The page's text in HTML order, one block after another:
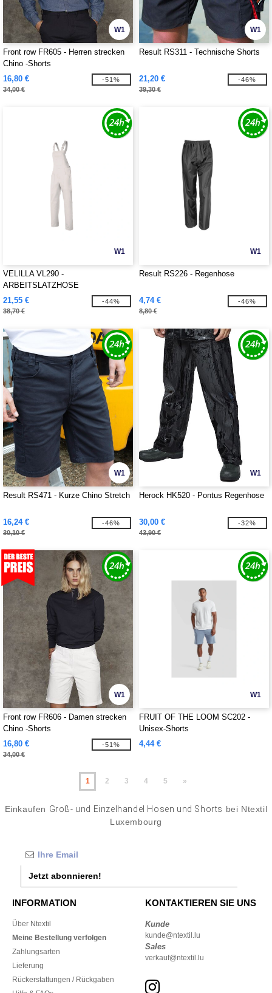
W1
Front row FR605 - Herren strecken
Chino -Shorts
16,80 €
34,00 €
-51%
W1
Result RS311 - Technische Shorts
21,20 €
39,30 €
-46%
W1
VELILLA VL290 -
ARBEITSLATZHOSE
21,55 €
38,70 €
-44%
W1
Result RS226 - Regenhose
4,74 €
8,80 €
-46%
W1
Result RS471 - Kurze Chino Stretch
16,24 €
30,10 €
-46%
W1
Herock HK520 - Pontus Regenhose
30,00 €
43,90 €
-32%
W1
Front row FR606 - Damen strecken
Chino -Shorts
16,80 €
34,00 €
-51%
W1
FRUIT OF THE LOOM SC202 -
Unisex-Shorts
4,44 €
1 2 3 4 5 »
Einkaufen Groß- und Einzelhandel Hosen und Shorts bei Ntextil
Luxembourg
Jetzt abonnieren!
INFORMATION
Über Ntextil
Meine Bestellung verfolgen
Zahlungsarten
Lieferung
Rückerstattungen / Rückgaben
KONTAKTIEREN SIE UNS
Kunde
kunde@ntextil.lu
Sales
verkauf@ntextil.lu